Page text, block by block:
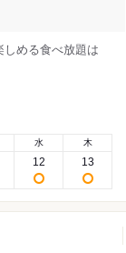
める食べ放題は
水
12
木
13